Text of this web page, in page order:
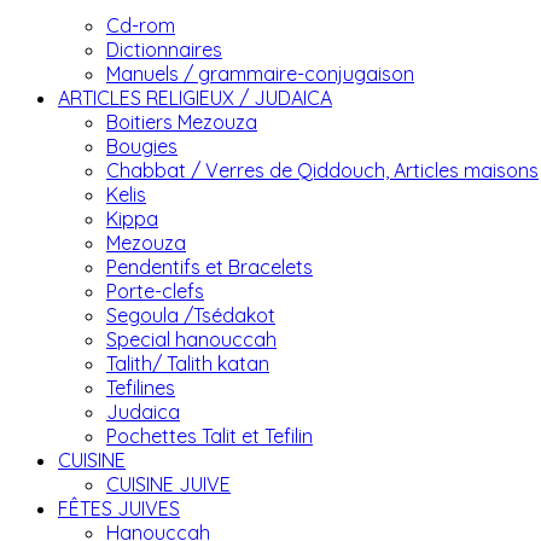
Cd-rom
Dictionnaires
Manuels / grammaire-conjugaison
ARTICLES RELIGIEUX / JUDAICA
Boitiers Mezouza
Bougies
Chabbat / Verres de Qiddouch, Articles maisons
Kelis
Kippa
Mezouza
Pendentifs et Bracelets
Porte-clefs
Segoula /Tsédakot
Special hanouccah
Talith/ Talith katan
Tefilines
Judaica
Pochettes Talit et Tefilin
CUISINE
CUISINE JUIVE
FÊTES JUIVES
Hanouccah